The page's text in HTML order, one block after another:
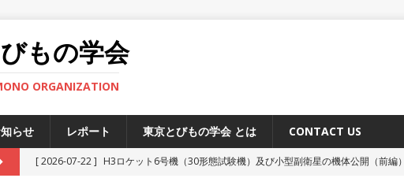
もの学会
ORGANIZATION
らせ レポート 東京とびもの学会 とは CONTACT US
[ 2026-07-22 ] H3ロケット6号機（30形態試験機）及び小型副衛星の機体公開（前編）